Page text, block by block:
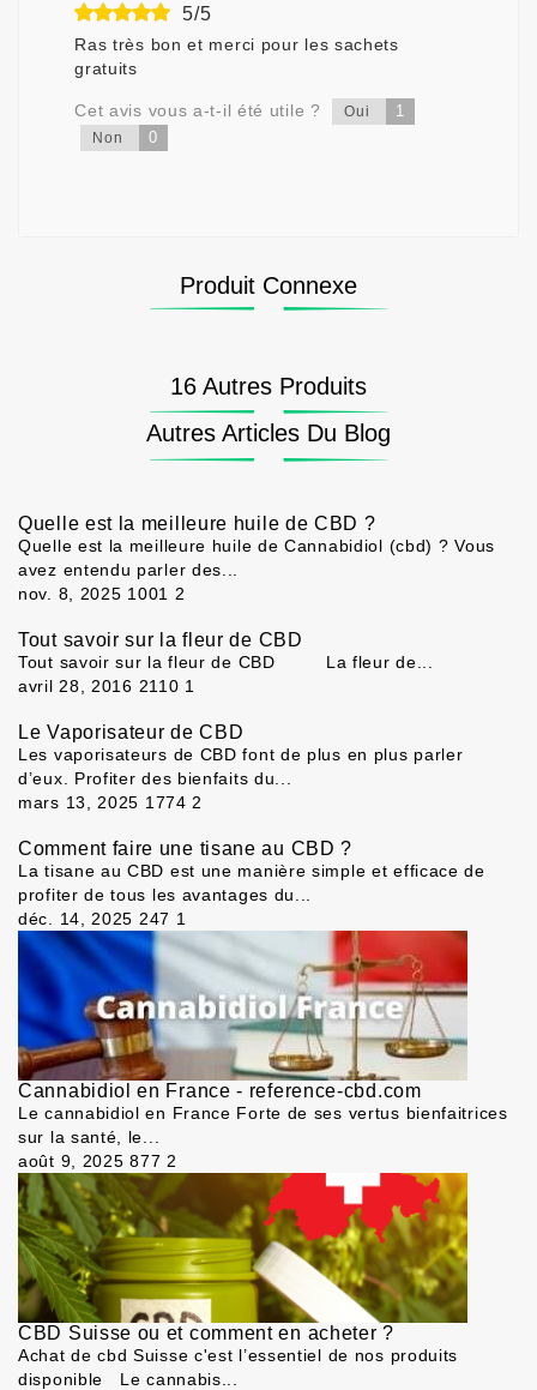
5/5
Ras très bon et merci pour les sachets
gratuits
Cet avis vous a-t-il été utile ? Oui 1
Non 0
Produit Connexe
16 Autres Produits
Autres Articles Du Blog
Quelle est la meilleure huile de CBD ?
Quelle est la meilleure huile de Cannabidiol (cbd) ? Vous
avez entendu parler des...
nov. 8, 2025 1001 2
Tout savoir sur la fleur de CBD
Tout savoir sur la fleur de CBD La fleur de...
avril 28, 2016 2110 1
Le Vaporisateur de CBD
Les vaporisateurs de CBD font de plus en plus parler
d’eux. Profiter des bienfaits du...
mars 13, 2025 1774 2
Comment faire une tisane au CBD ?
La tisane au CBD est une manière simple et efficace de
profiter de tous les avantages du...
déc. 14, 2025 247 1
Cannabidiol en France - reference-cbd.com
Le cannabidiol en France Forte de ses vertus bienfaitrices
sur la santé, le...
août 9, 2025 877 2
CBD Suisse ou et comment en acheter ?
Achat de cbd Suisse c'est l’essentiel de nos produits
disponible Le cannabis...